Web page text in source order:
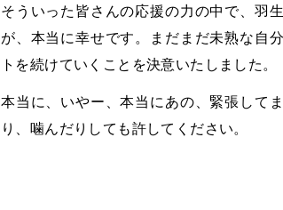
そういった皆さんの応援の力の中で、羽
が、本当に幸せです。まだまだ未熟な自
トを続けていくことを決意いたしました。
本当に、いやー、本当にあの、緊張して
り、噛んだりしても許してください。